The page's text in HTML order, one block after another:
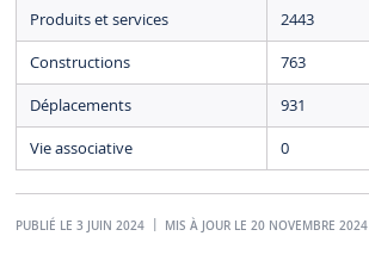
Produits et services 2443
Constructions 763
Déplacements 931
Vie associative 0
PUBLIÉ LE 3 JUIN 2024 MIS À JOUR LE 20 NOVEMBRE 2024